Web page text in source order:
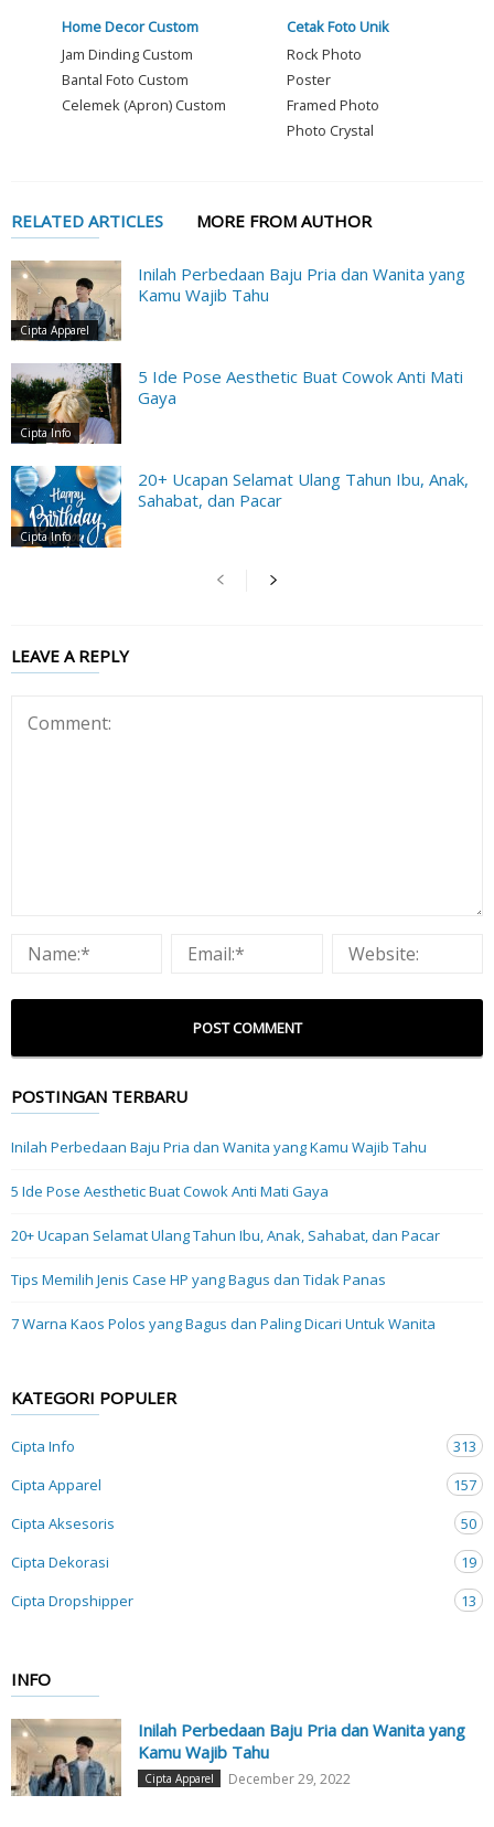
Home Decor Custom
Jam Dinding Custom
Bantal Foto Custom
Celemek (Apron) Custom
Cetak Foto Unik
Rock Photo
Poster
Framed Photo
Photo Crystal
RELATED ARTICLES MORE FROM AUTHOR
Cipta Apparel
Inilah Perbedaan Baju Pria dan Wanita yang
Kamu Wajib Tahu
Cipta Info
5 Ide Pose Aesthetic Buat Cowok Anti Mati
Gaya
Cipta Info
20+ Ucapan Selamat Ulang Tahun Ibu, Anak,
Sahabat, dan Pacar
LEAVE A REPLY
POSTINGAN TERBARU
Inilah Perbedaan Baju Pria dan Wanita yang Kamu Wajib Tahu
5 Ide Pose Aesthetic Buat Cowok Anti Mati Gaya
20+ Ucapan Selamat Ulang Tahun Ibu, Anak, Sahabat, dan Pacar
Tips Memilih Jenis Case HP yang Bagus dan Tidak Panas
7 Warna Kaos Polos yang Bagus dan Paling Dicari Untuk Wanita
KATEGORI POPULER
Cipta Info
313
Cipta Apparel
157
Cipta Aksesoris
50
Cipta Dekorasi
19
Cipta Dropshipper
13
INFO
Inilah Perbedaan Baju Pria dan Wanita yang
Kamu Wajib Tahu
Cipta Apparel December 29, 2022